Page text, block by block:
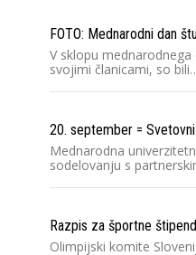
FOTO: Mednarodni dan
V sklopu
svojimi članicami, so
20. september =
Mednarodna
sodelovanju s
Razpis za športne
Olimpijski komite